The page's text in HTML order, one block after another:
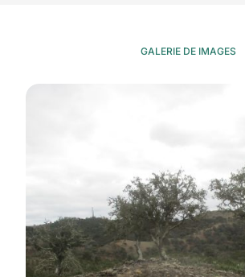
GALERIE DE IMAGES